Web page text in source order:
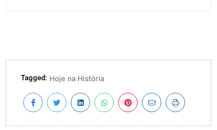
Tagged: Hoje na História